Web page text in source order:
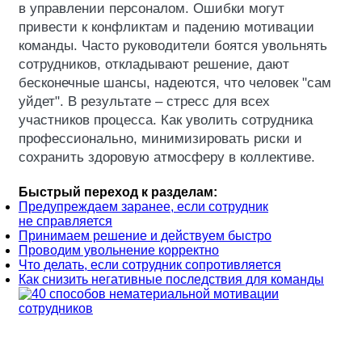
в управлении персоналом. Ошибки могут
привести к конфликтам и падению мотивации
команды. Часто руководители боятся увольнять
сотрудников, откладывают решение, дают
бесконечные шансы, надеются, что человек "сам
уйдет". В результате – стресс для всех
участников процесса. Как уволить сотрудника
профессионально, минимизировать риски и
сохранить здоровую атмосферу в коллективе.
Быстрый переход к разделам:
Предупреждаем заранее, если сотрудник
не справляется
Принимаем решение и действуем быстро
Проводим увольнение корректно
Что делать, если сотрудник сопротивляется
Как снизить негативные последствия для команды